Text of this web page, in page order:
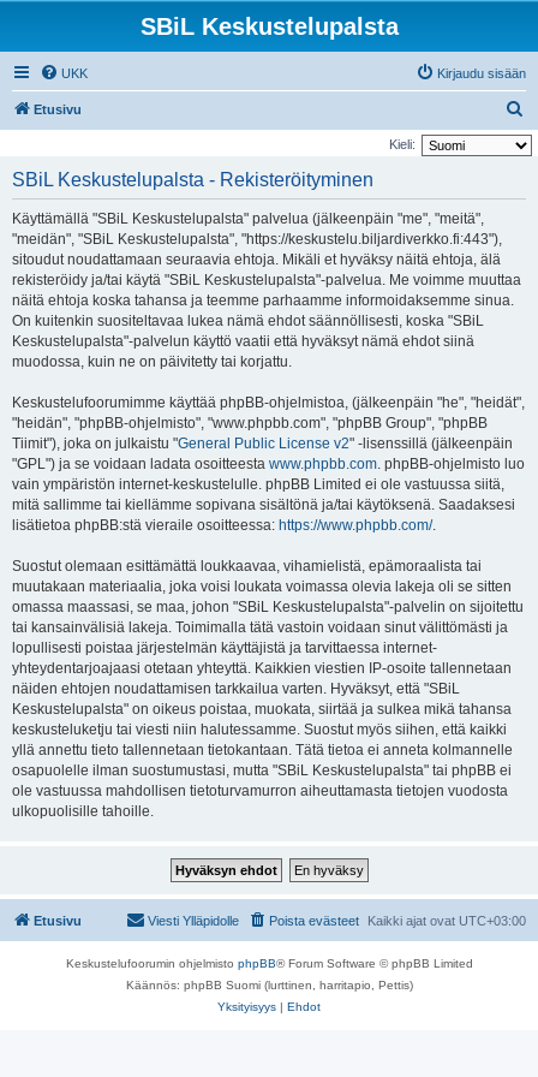
SBiL Keskustelupalsta
UKK Kirjaudu sisään
Etusivu
t
Kieli:
SBiL Keskustelupalsta - Rekisteröityminen
Käyttämällä "SBiL Keskustelupalsta" palvelua (jälkeenpäin "me", "meitä",
"meidän", "SBiL Keskustelupalsta", "https://keskustelu.biljardiverkko.fi:443"),
sitoudut noudattamaan seuraavia ehtoja. Mikäli et hyväksy näitä ehtoja, älä
rekisteröidy ja/tai käytä "SBiL Keskustelupalsta"-palvelua. Me voimme muuttaa
näitä ehtoja koska tahansa ja teemme parhaamme informoidaksemme sinua.
On kuitenkin suositeltavaa lukea nämä ehdot säännöllisesti, koska "SBiL
Keskustelupalsta"-palvelun käyttö vaatii että hyväksyt nämä ehdot siinä
muodossa, kuin ne on päivitetty tai korjattu.
Keskustelufoorumimme käyttää phpBB-ohjelmistoa, (jälkeenpäin "he", "heidät",
"heidän", "phpBB-ohjelmisto", "www.phpbb.com", "phpBB Group", "phpBB
Tiimit"), joka on julkaistu "General Public License v2" -lisenssillä (jälkeenpäin
"GPL") ja se voidaan ladata osoitteesta www.phpbb.com. phpBB-ohjelmisto luo
vain ympäristön internet-keskustelulle. phpBB Limited ei ole vastuussa siitä,
mitä sallimme tai kiellämme sopivana sisältönä ja/tai käytöksenä. Saadaksesi
lisätietoa phpBB:stä vieraile osoitteessa: https://www.phpbb.com/.
Suostut olemaan esittämättä loukkaavaa, vihamielistä, epämoraalista tai
muutakaan materiaalia, joka voisi loukata voimassa olevia lakeja oli se sitten
omassa maassasi, se maa, johon "SBiL Keskustelupalsta"-palvelin on sijoitettu
tai kansainvälisiä lakeja. Toimimalla tätä vastoin voidaan sinut välittömästi ja
lopullisesti poistaa järjestelmän käyttäjistä ja tarvittaessa internet-
yhteydentarjoajaasi otetaan yhteyttä. Kaikkien viestien IP-osoite tallennetaan
näiden ehtojen noudattamisen tarkkailua varten. Hyväksyt, että "SBiL
Keskustelupalsta" on oikeus poistaa, muokata, siirtää ja sulkea mikä tahansa
keskusteluketju tai viesti niin halutessamme. Suostut myös siihen, että kaikki
yllä annettu tieto tallennetaan tietokantaan. Tätä tietoa ei anneta kolmannelle
osapuolelle ilman suostumustasi, mutta "SBiL Keskustelupalsta" tai phpBB ei
ole vastuussa mahdollisen tietoturvamurron aiheuttamasta tietojen vuodosta
ulkopuolisille tahoille.
Etusivu Kaikki ajat ovat UTC+03:00
Poista evästeet
Viesti Ylläpidolle
Keskustelufoorumin ohjelmisto phpBB® Forum Software © phpBB Limited
Käännös: phpBB Suomi (lurttinen, harritapio, Pettis)
Yksityisyys | Ehdot